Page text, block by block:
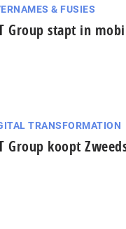
& FUSIES
Group stapt in
TRANSFORMATION
Group koopt